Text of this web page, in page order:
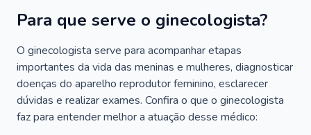
Para que serve o ginecologista?
O ginecologista serve para acompanhar etapas
importantes da vida das meninas e mulheres, diagnosticar
doenças do aparelho reprodutor feminino, esclarecer
dúvidas e realizar exames. Confira o que o ginecologista
faz para entender melhor a atuação desse médico: